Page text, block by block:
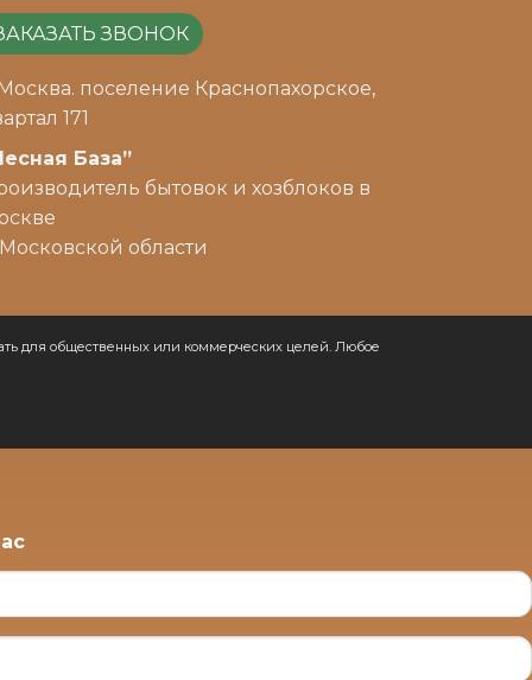
ЗВОНОК
поселение Краснопахорское,
171
База”
бытовок и хозблоков в
области
для общественных или коммерческих целей. Любое